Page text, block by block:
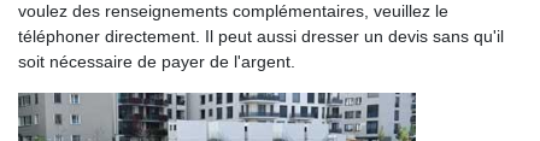
voulez des renseignements complémentaires, veuillez le
téléphoner directement. Il peut aussi dresser un devis sans qu'il
soit nécessaire de payer de l'argent.